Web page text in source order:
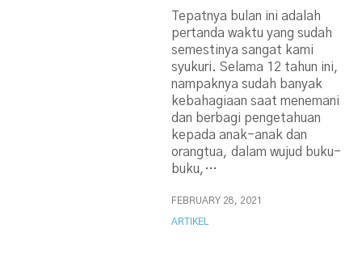
Tepatnya bulan ini adalah
pertanda waktu yang sudah
semestinya sangat kami
syukuri. Selama 12 tahun ini,
nampaknya sudah banyak
kebahagiaan saat menemani
dan berbagi pengetahuan
kepada anak-anak dan
orangtua, dalam wujud buku-
buku,…
FEBRUARY 28, 2021
ARTIKEL